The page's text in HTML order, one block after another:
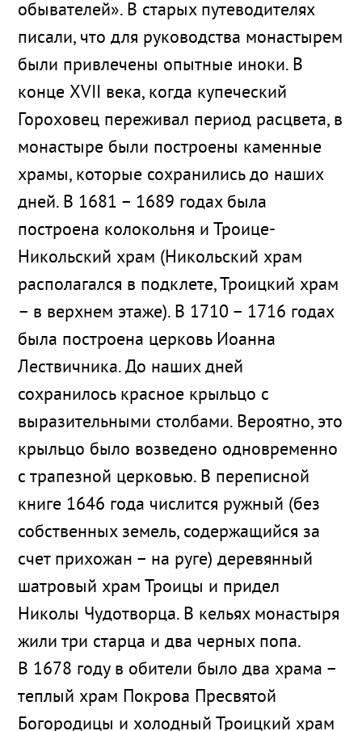
обывателей». В старых путеводителях
писали, что для руководства монастырем
были привлечены опытные иноки. В
конце XVII века, когда купеческий
Гороховец переживал период расцвета, в
монастыре были построены каменные
храмы, которые сохранились до наших
дней. В 1681 – 1689 годах была
построена колокольня и Троице-
Никольский храм (Никольский храм
располагался в подклете, Троицкий храм
– в верхнем этаже). В 1710 – 1716 годах
была построена церковь Иоанна
Лествичника. До наших дней
сохранилось красное крыльцо с
выразительными столбами. Вероятно, это
крыльцо было возведено одновременно
с трапезной церковью. В переписной
книге 1646 года числится ружный (без
собственных земель, содержащийся за
счет прихожан – на руге) деревянный
шатровый храм Троицы и придел
Николы Чудотворца. В кельях монастыря
жили три старца и два черных попа.
В 1678 году в обители было два храма –
теплый храм Покрова Пресвятой
Богородицы и холодный Троицкий храм